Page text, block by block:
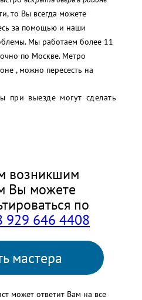
то Вы всегда можете
за помощью и наши
Мы работаем более 11
по Москве. Метро
, можно пересесть на
при выезде могут сделать
возникшим
Вы можете
по
929 646 4408
мастера
может ответит Вам на все